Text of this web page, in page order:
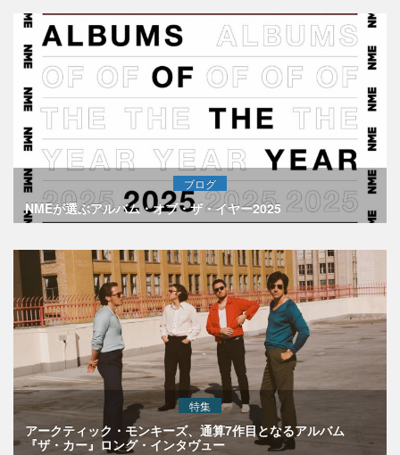
ブログ
NMEが選ぶアルバム・オブ・ザ・イヤー2025
特集
アークティック・モンキーズ、通算7作目となるアルバム
『ザ・カー』ロング・インタヴュー